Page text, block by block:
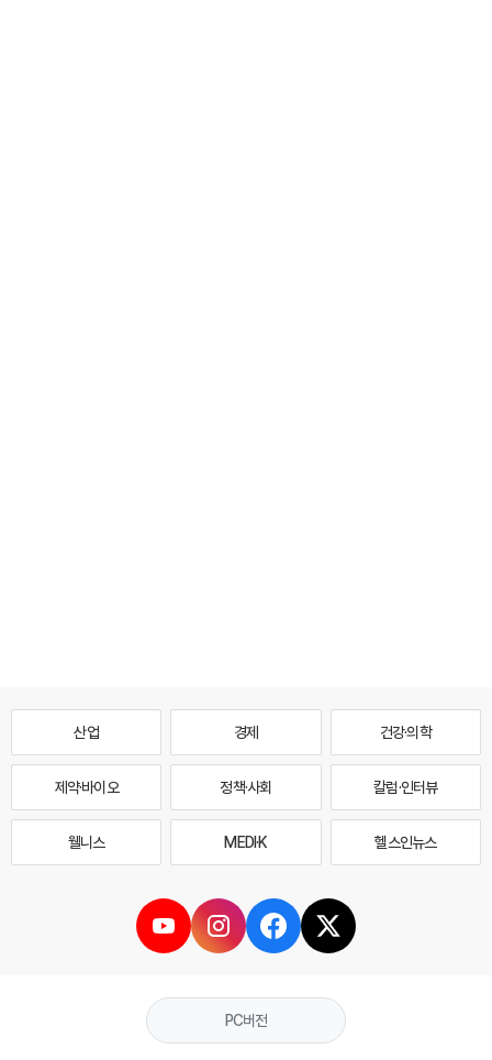
산업 경제 건강·의학
제약·바이오 정책·사회 칼럼·인터뷰
웰니스 MEDI·K 헬스인뉴스
PC버전